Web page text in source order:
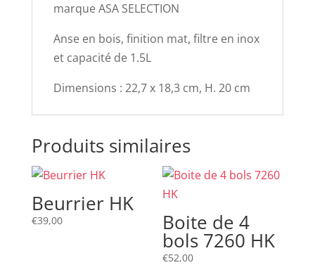
marque ASA SELECTION
Anse en bois, finition mat, filtre en inox
et capacité de 1.5L
Dimensions : 22,7 x 18,3 cm, H. 20 cm
Produits similaires
Beurrier HK
€39,00 Boite de 4
bols 7260 HK
€52,00